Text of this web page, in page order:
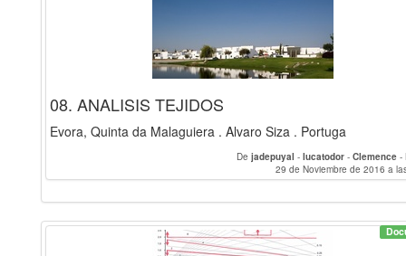
08. ANALISIS TEJIDOS
Evora, Quinta da Malaguiera . Alvaro Siza . Portuga
De jadepuyal - lucatodor - Clemence -
29 de Noviembre de 2016 a